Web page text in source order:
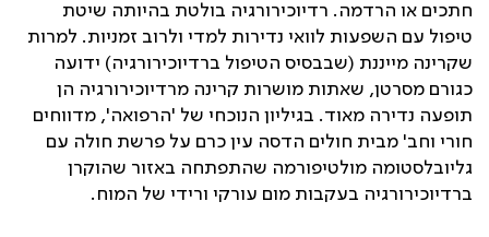
חתכים או הרדמה. רדיוכירורגיה בולטת בהיותה שיטת
טיפול עם השפעות לוואי נדירות למדי ולרוב זמניות. למרות
שקרינה מייננת (שבבסיס הטיפול ברדיוכירורגיה) ידועה
כגורם מסרטן, שאתות מושרות קרינה מרדיוכירורגיה הן
תופעה נדירה מאוד. בגיליון הנוכחי של 'הרפואה', מדווחים
חורי וחב' מבית חולים הדסה עין כרם על פרשת חולה עם
גליובלסטומה מולטיפורמה שהתפתחה באזור שהוקרן
ברדיוכירורגיה בעקבות מום עורקי ורידי של המוח.